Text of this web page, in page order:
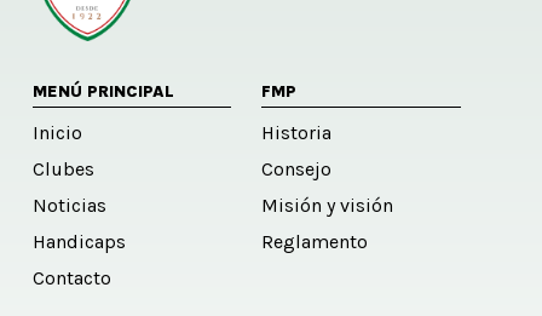
MENÚ PRINCIPAL
Inicio
Clubes
Noticias
Handicaps
Contacto
FMP
Historia
Consejo
Misión y visión
Reglamento